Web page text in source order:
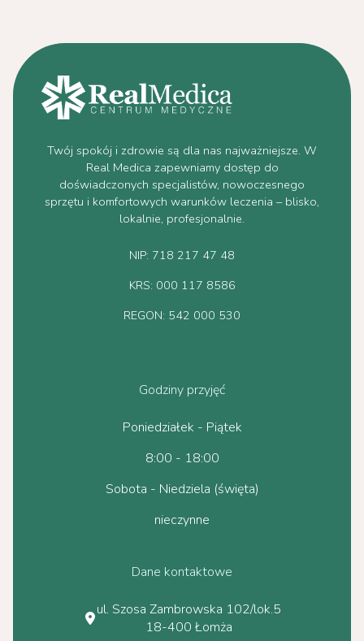
Twój spokój i zdrowie są dla nas najważniejsze. W
Real Medica zapewniamy dostęp do
doświadczonych specjalistów, nowoczesnego
sprzętu i komfortowych warunków leczenia – blisko,
lokalnie, profesjonalnie.
NIP: 718 217 47 48
KRS: 000 117 8586
REGON: 542 000 530
Godziny przyjęć
Poniedziałek - Piątek
8:00 - 18:00
Sobota - Niedziela (święta)
nieczynne
Dane kontaktowe
ul. Szosa Zambrowska 102/lok.5
18-400 Łomża